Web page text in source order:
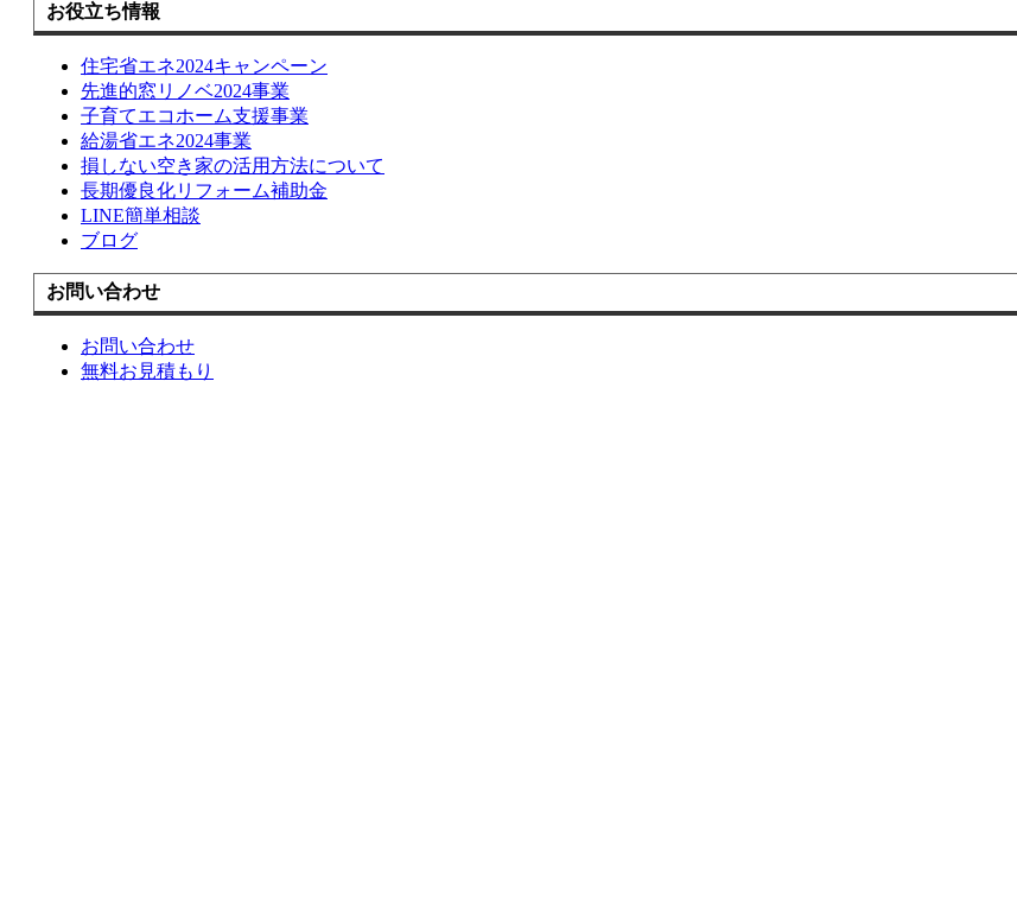
お役立ち情報
住宅省エネ2024キャンペーン
先進的窓リノベ2024事業
子育てエコホーム支援事業
給湯省エネ2024事業
損しない空き家の活用方法について
長期優良化リフォーム補助金
LINE簡単相談
ブログ
お問い合わせ
お問い合わせ
無料お見積もり